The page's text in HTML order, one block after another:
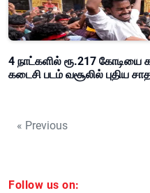
4 நாட்களில் ரூ.217
கடைசி படம் வசூலில் புதிய
« Previous
Follow us on: